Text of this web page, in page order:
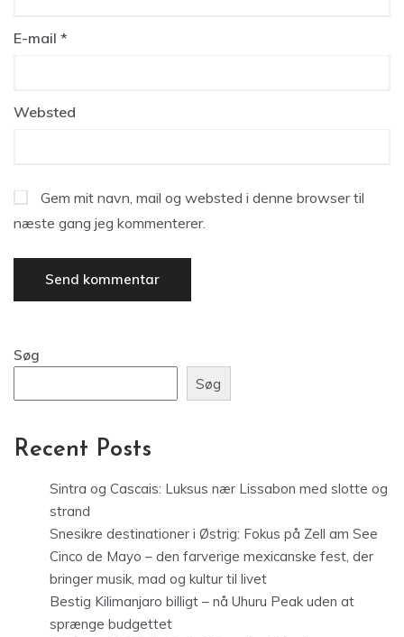
E-mail *
Websted
Gem mit navn, mail og websted i denne browser til
næste gang jeg kommenterer.
Søg
Søg
Recent Posts
Sintra og Cascais: Luksus nær Lissabon med slotte og
strand
Snesikre destinationer i Østrig: Fokus på Zell am See
Cinco de Mayo – den farverige mexicanske fest, der
bringer musik, mad og kultur til livet
Bestig Kilimanjaro billigt – nå Uhuru Peak uden at
sprænge budgettet